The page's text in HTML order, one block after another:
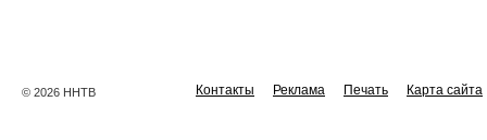
© 2026 ННТВ Контакты Реклама Печать Карта сайта